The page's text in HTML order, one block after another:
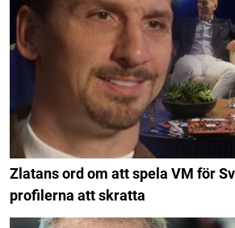
Zlatans ord om att spela VM för
profilerna att skratta